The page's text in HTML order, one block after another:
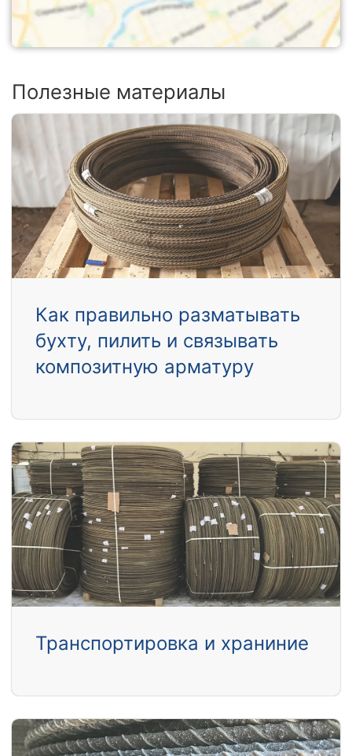
Полезные материалы
Как правильно разматывать
бухту, пилить и связывать
композитную арматуру
Транспортировка и храниние